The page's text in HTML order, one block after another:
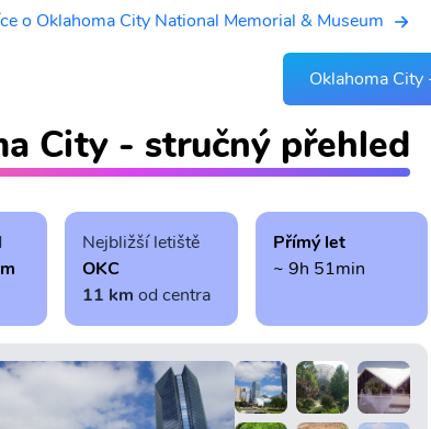
o Oklahoma City National Memorial & Museum
Oklahoma
City - stručný přehled
Nejbližší letiště
OKC
11 km od centra
Přímý let
~ 9h 51min